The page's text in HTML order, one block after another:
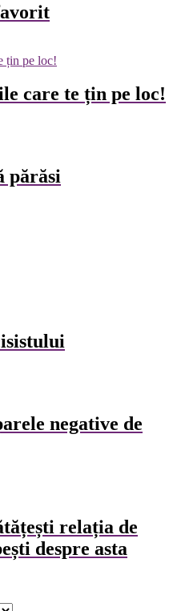
care te țin pe loc!
părăsi
negative de
relația de
despre asta